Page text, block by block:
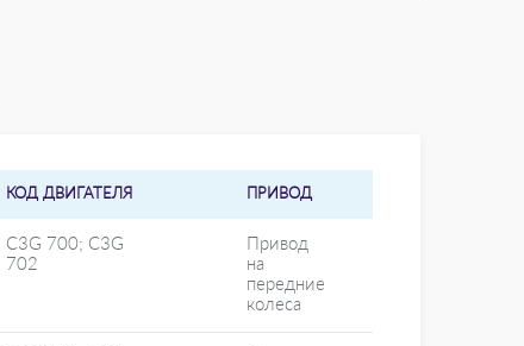
КОД ДВИГАТЕЛЯ ПРИВОД
C3G 700; C3G
702
Привод
на
передние
колеса